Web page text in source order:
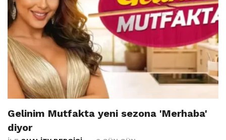
Gelinim Mutfakta yeni sezona 'Merhaba'
diyor